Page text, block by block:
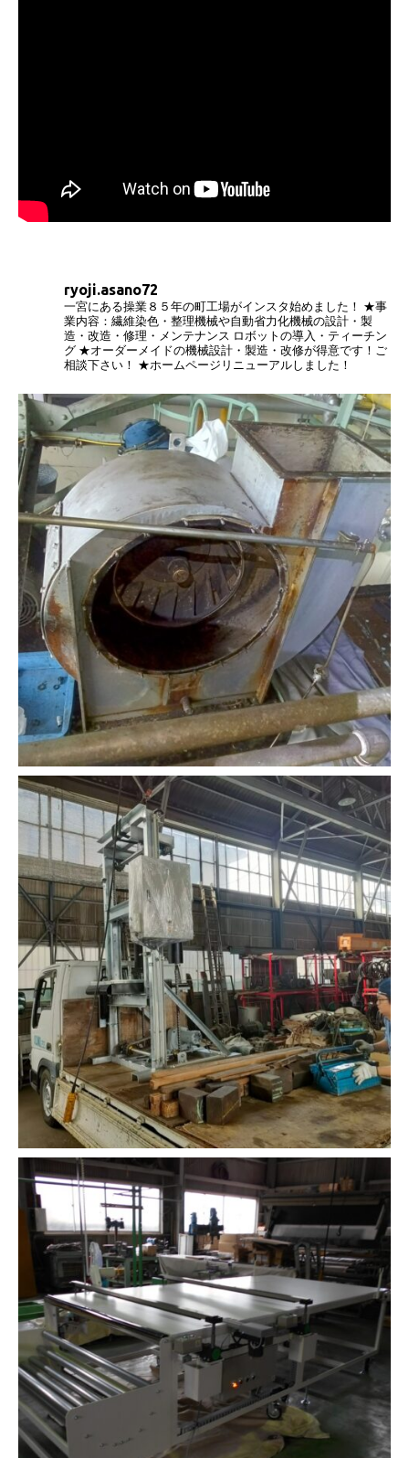
ryoji.asano72
一宮にある操業８５年の町工場がインスタ始めました！
★事
業内容：繊維染色・整理機械や自動省力化機械の設計・製
造・改造・修理・メンテナンス ロボットの導入・ティーチン
グ ★オーダーメイドの機械設計・製造・改修が得意です！ご
相談下さい！
★ホームページリニューアルしました！